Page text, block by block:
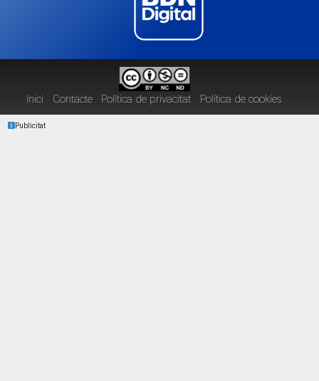
Inici Contacte Política de privacitat Política de cookies
Publicitat